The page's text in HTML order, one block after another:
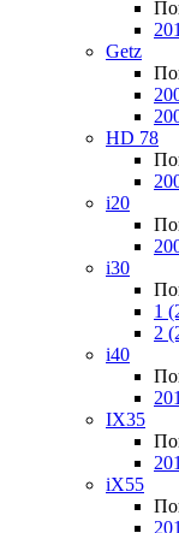
Getz
HD 78
i20
i30
1
2
i40
IX35
iX55